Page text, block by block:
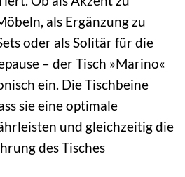
als Ergänzung zu
oder als Solitär für die
– der Tisch »Marino«
ein. Die Tischbeine
sie eine optimale
und gleichzeitig die
des Tisches